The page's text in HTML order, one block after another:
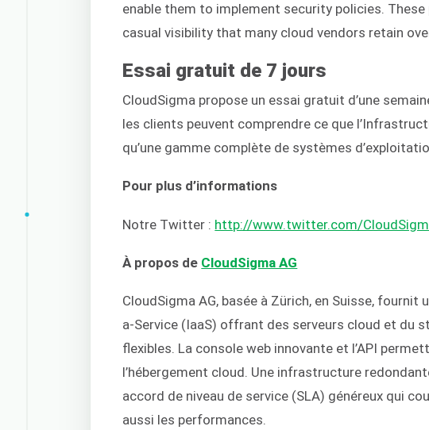
enable them to implement security policies.
casual visibility that many cloud vendors retain
Essai gratuit de 7 jours
CloudSigma propose un essai gratuit d’une
les clients peuvent comprendre ce que
qu’une gamme complète de systèmes
Pour plus d’informations
Notre Twitter : http://www.twitter.com/
À propos de CloudSigma AG
CloudSigma AG, basée à Zürich, en Suisse,
a-Service (IaaS) offrant des serveurs cloud et du
flexibles. La console web innovante et l’API
l’hébergement cloud. Une infrastructure
accord de niveau de service (SLA) généreux qui
aussi les performances.